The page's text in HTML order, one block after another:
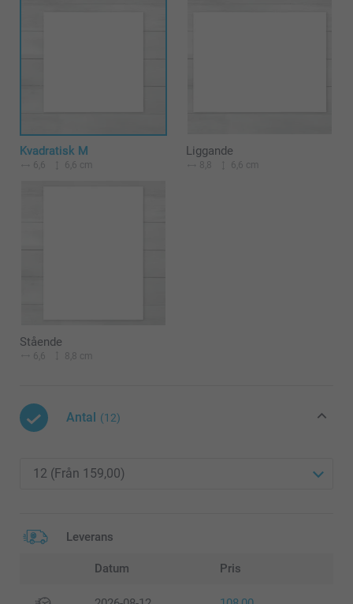
Kvadratisk M
6,6 6,6 cm
Liggande
8,8 6,6 cm
Stående
6,6 8,8 cm
Antal (12)
Leverans
Datum Pris